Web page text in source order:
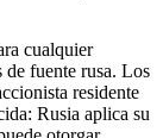
cualquier
de fuente rusa. Los
residente
Rusia aplica su